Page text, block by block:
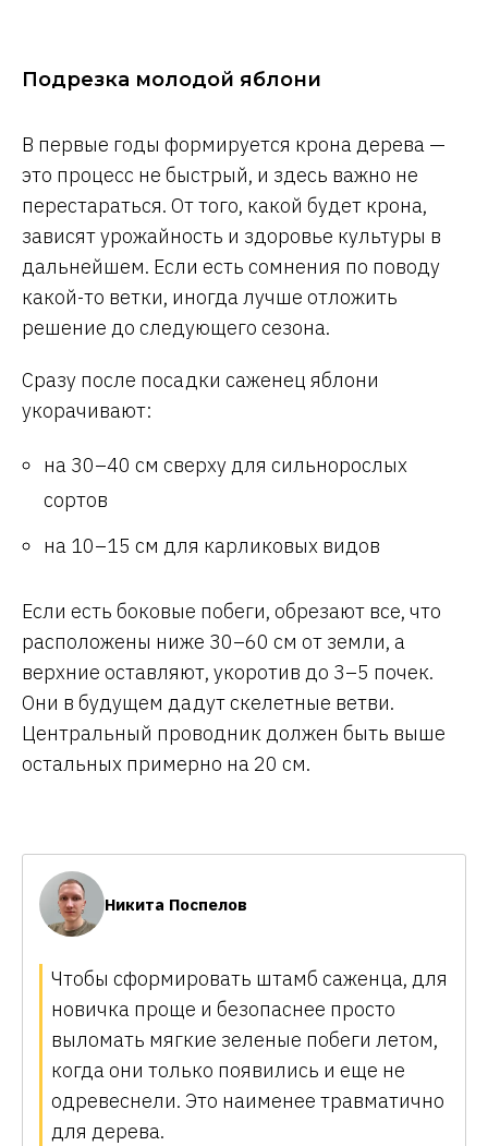
Подрезка молодой яблони
В первые годы формируется крона дерева —
это процесс не быстрый, и здесь важно не
перестараться. От того, какой будет крона,
зависят урожайность и здоровье культуры в
дальнейшем. Если есть сомнения по поводу
какой-то ветки, иногда лучше отложить
решение до следующего сезона.
Сразу после посадки саженец яблони
укорачивают:
на 30–40 см сверху для сильнорослых
сортов
на 10–15 см для карликовых видов
Если есть боковые побеги, обрезают все, что
расположены ниже 30–60 см от земли, а
верхние оставляют, укоротив до 3–5 почек.
Они в будущем дадут скелетные ветви.
Центральный проводник должен быть выше
остальных примерно на 20 см.
Никита Поспелов
Чтобы сформировать штамб саженца, для
новичка проще и безопаснее просто
выломать мягкие зеленые побеги летом,
когда они только появились и еще не
одревеснели. Это наименее травматично
для дерева.